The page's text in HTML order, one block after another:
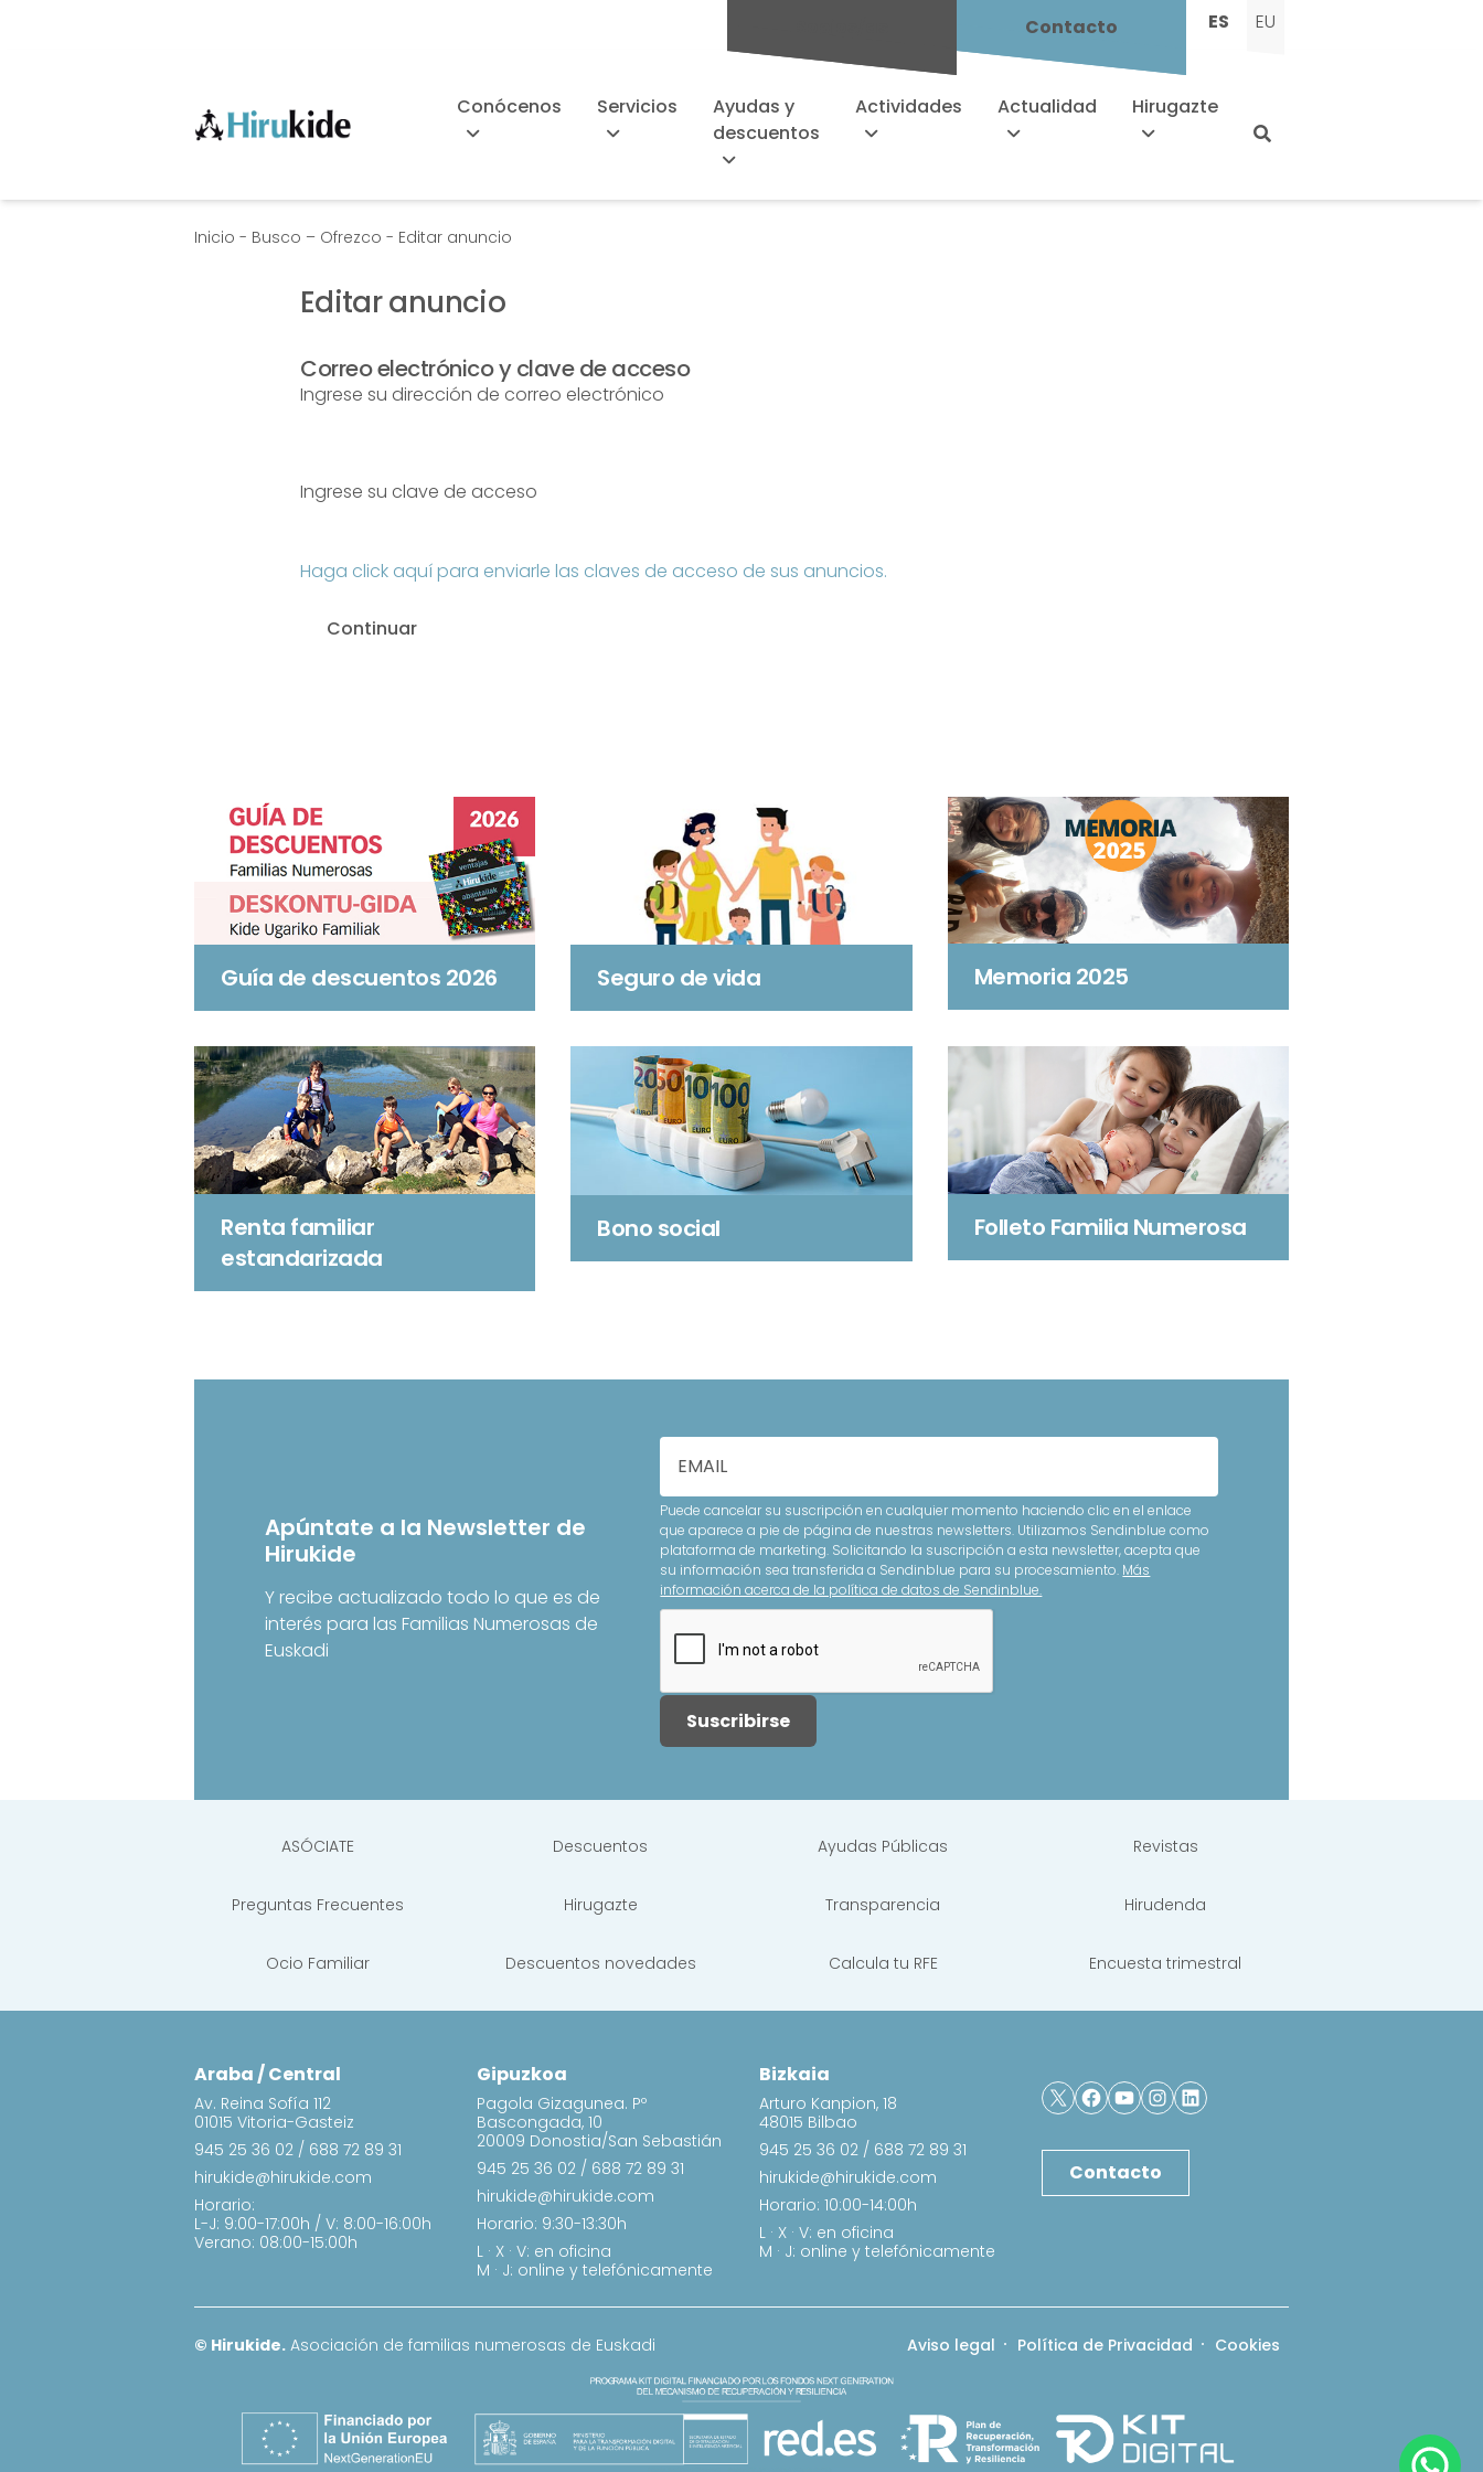
Contacto ES EU
Conócenos Servicios
Ayudas y
descuentos
Actividades Actualidad Hirugazte
Inicio - Busco – Ofrezco - Editar anuncio
Editar anuncio
Correo electrónico y clave de acceso
Ingrese su dirección de correo electrónico
Ingrese su clave de acceso
Haga click aquí para enviarle las claves de acceso de sus anuncios.
Guía de descuentos 2026 Seguro de vida Memoria 2025
Renta familiar
estandarizada
Bono social Folleto Familia Numerosa
Apúntate a la Newsletter de
Hirukide
Y recibe actualizado todo lo que es de
interés para las Familias Numerosas de
Euskadi
Puede cancelar su suscripción en cualquier momento haciendo clic en el enlace
que aparece a pie de página de nuestras newsletters. Utilizamos Sendinblue como
plataforma de marketing. Solicitando la suscripción a esta newsletter, acepta que
su información sea transferida a Sendinblue para su procesamiento. Más
información acerca de la política de datos de Sendinblue.
Suscribirse
ASÓCIATE Descuentos Ayudas Públicas Revistas
Preguntas Frecuentes Hirugazte Transparencia Hirudenda
Ocio Familiar Descuentos novedades Calcula tu RFE Encuesta trimestral
Araba / Central
Av. Reina Sofía 112
01015 Vitoria-Gasteiz
945 25 36 02 / 688 72 89 31
hirukide@hirukide.com
Horario:
L-J: 9:00-17:00h / V: 8:00-16:00h
Verano: 08:00-15:00h
Gipuzkoa
Pagola Gizagunea. Pº
Bascongada, 10
20009 Donostia/San Sebastián
945 25 36 02 / 688 72 89 31
hirukide@hirukide.com
Horario: 9:30-13:30h
L · X · V: en oficina
M · J: online y telefónicamente
Bizkaia
Arturo Kanpion, 18
48015 Bilbao
945 25 36 02 / 688 72 89 31
hirukide@hirukide.com
Horario: 10:00-14:00h
L · X · V: en oficina
M · J: online y telefónicamente
X Facebook
YouTube
Instagram
LinkedIn
Contacto
© Hirukide. Asociación de familias numerosas de Euskadi Aviso legal Política de Privacidad Cookies